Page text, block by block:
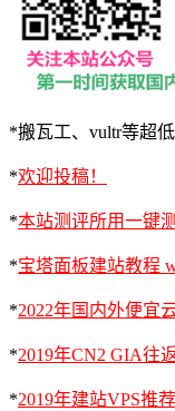
*搬瓦工、vultr等超
*欢迎投稿！
*本站测评所用一键
*宝塔面板建站教程
*2022年国内外便宜
*2019年CN2 GIA往
*2019年建站VPS推